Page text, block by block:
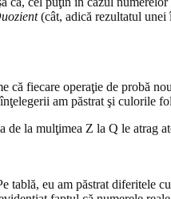
(cât, adică rezultatul unei
fiecare operaţie de probă
am păstrat şi culorile
la mulţimea Z la Q le
tablă, eu am păstrat